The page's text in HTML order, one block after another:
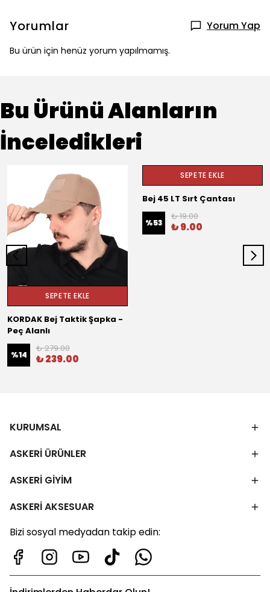
Yorumlar Yorum Yap
Bu ürün için henüz yorum yapılmamış.
Bu Ürünü Alanların
İnceledikleri
SEPETE EKLE
KORDAK Bej Taktik Şapka -
Peç Alanlı
%14
₺ 279.00
₺ 239.00
SEPETE EKLE
Bej 45 LT Sırt Çantası
%53
₺ 19.00
₺ 9.00
KURUMSAL
ASKERİ ÜRÜNLER
ASKERİ GİYİM
ASKERİ AKSESUAR
Bizi sosyal medyadan takip edin: